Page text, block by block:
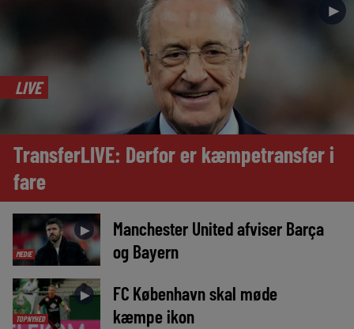
►
LIVE
TransferLIVE: Derfor er kæmpetransfer i
fare
MEDIE
►
Manchester United afviser Barça
og Bayern
TOPNYHED
►
FC København skal møde
kæmpe ikon